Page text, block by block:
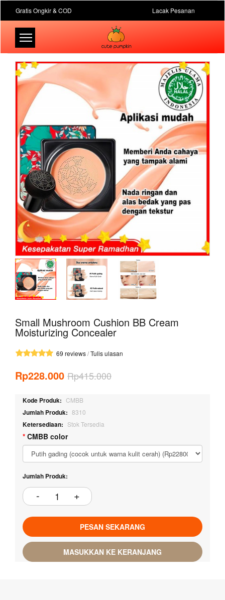
Gratis Ongkir & COD Lacak Pesanan
Small Mushroom Cushion BB Cream
Moisturizing Concealer
69 reviews/Tulis ulasan
Rp228.000 Rp415.000
Kode Produk: CMBB
Jumlah Produk: 8310
Ketersediaan: Stok Tersedia
CMBB color
Jumlah Produk:
PESAN SEKARANG
MASUKKAN KE KERANJANG